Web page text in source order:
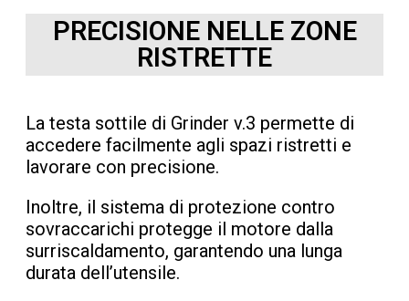
PRECISIONE NELLE ZONE
RISTRETTE
La testa sottile di Grinder v.3 permette di
accedere facilmente agli spazi ristretti e
lavorare con precisione.
Inoltre, il sistema di protezione contro
sovraccarichi protegge il motore dalla
surriscaldamento, garantendo una lunga
durata dell’utensile.